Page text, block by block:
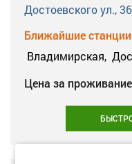
Достоевского ул., 36
Ближайшие
Владимирская,
Цена за